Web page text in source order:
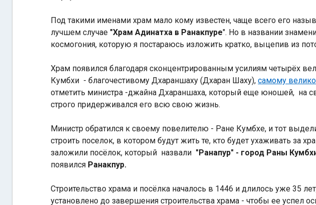
Индийский
Под такими именами храм мало кому известен, чаще всего его
лучшем случае "Храм Адинатха в Ранакпуре". Но в названии
космогония, которую я постараюсь изложить кратко, выцепив из
Храм появился благодаря сконцентрированным усилиям четырёх
Кумбхи - благочестивому Дхараншаху (Дхаран Шаху), самому
отметить министра -джайна Дхараншаха, который еще юношей, на
строго придерживался его всю свою жизнь.
Министр обратился к своему повелителю - Ране Кумбхе, и тот
строить поселок, в котором будут жить те, кто будет ухаживать за
заложили посёлок, который назвали "Ранапур" - город Раны
появился Ранакпур.
Строительство храма и посёлка началось в 1446 и длилось уже 35
установлено до завершения строительства храма - чтобы ее успел